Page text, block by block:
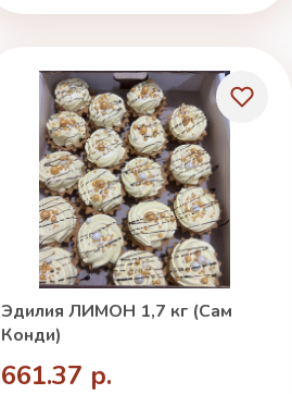
Эдилия ЛИМОН 1,7 кг (Сам
Конди)
661.37 р.